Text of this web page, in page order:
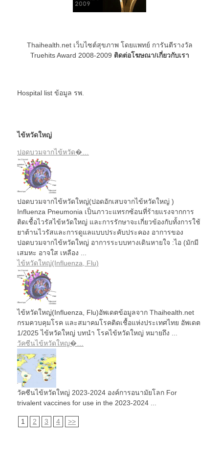
Thaihealth.net เว็บไซต์สุขภาพ โดยแพทย์ การันตีรางวัล
Truehits Award 2008-2009 ติดต่อโฆษณา/เกี่ยวกับเรา
Hospital list ข้อมูล รพ.
ไข้หวัดใหญ่
ปอดบวมจากไข้หวัด�…
ปอดบวมจากไข้หวัดใหญ่(ปอดอักเสบจากไข้หวัดใหญ่ )
Influenza Pneumonia เป็นภาวะแทรกซ้อนที่ร้ายแรงจากการ
ติดเชื้อไวรัสไข้หวัดใหญ่ และการรักษาจะเกี่ยวข้องกับทั้งการใช้
ยาต้านไวรัสและการดูแลแบบประคับประคอง อาการของ
ปอดบวมจากไข้หวัดใหญ่ อาการระบบทางเดินหายใจ :ไอ (มักมี
เสมหะ อาจใส เหลือง ...
ไข้หวัดใหญ่(Influenza, Flu)
ไข้หวัดใหญ่(Influenza, Flu)อัพเดตข้อมูลจาก Thaihealth.net
กรมควบคุมโรค และสมาคมโรคติดเชื้อแห่งประเทศไทย อัพเดต
1/2025 ไข้หวัดใหญ่ บทนำ โรคไข้หวัดใหญ่ หมายถึง ...
วัคซีนไข้หวัดใหญ�…
วัคซีนไข้หวัดใหญ่ 2023-2024 องค์การอนามัยโลก For
trivalent vaccines for use in the 2023-2024 ...
1 2 3 4 >>